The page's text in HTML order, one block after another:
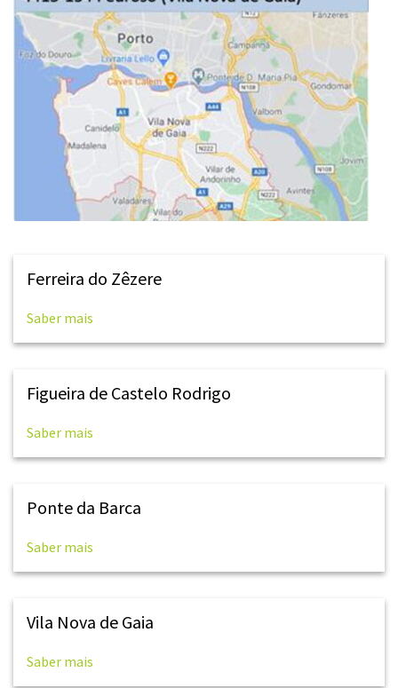
Ferreira do Zêzere
Saber mais
Figueira de Castelo Rodrigo
Saber mais
Ponte da Barca
Saber mais
Vila Nova de Gaia
Saber mais